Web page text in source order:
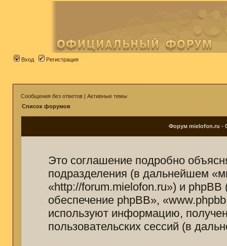
Вход Регистрация
Сообщения без ответов | Активные темы
Список форумов
Форум mielofon.ru -
Это соглашение подробно
подразделения (в дальнейшем
«http://forum.mielofon.ru») и
обеспечение phpBB»,
используют информацию,
пользовательских сессий (в